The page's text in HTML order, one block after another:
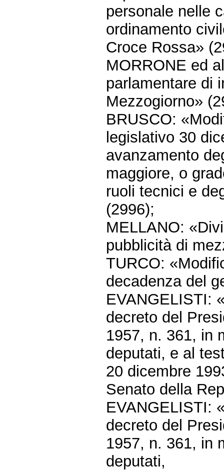
personale nelle
ordinamento
Croce Rossa»
MORRONE ed
parlamentare di
Mezzogiorno»
BRUSCO:
legislativo 30
avanzamento
maggiore, o
ruoli tecnici e
(2996);
MELLANO:
pubblicità di
TURCO:
decadenza del
EVANGELISTI:
decreto del
1957, n. 361, in
deputati, e al
20 dicembre
Senato della
EVANGELISTI:
decreto del
1957, n. 361, in
deputati,